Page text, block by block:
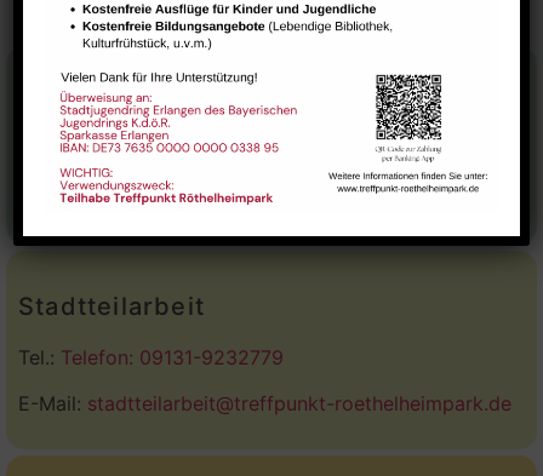
Stadtteilhaus
09131-9232777
E-Mail:leitung@treffpunkt-roethelheimpark.de
Stadtteilarbeit
Tel.: Telefon: 09131-9232779
E-Mail: stadtteilarbeit@treffpunkt-roethelheimpark.de